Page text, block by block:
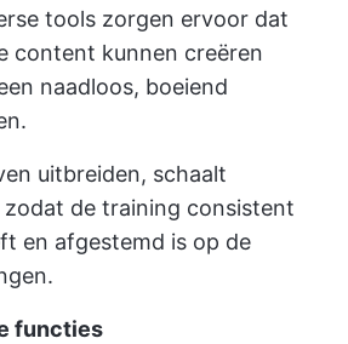
tools zorgen ervoor dat
content kunnen creëren
naadloos, boeiend
uitbreiden, schaalt
zodat de training consistent
en afgestemd is op de
functies